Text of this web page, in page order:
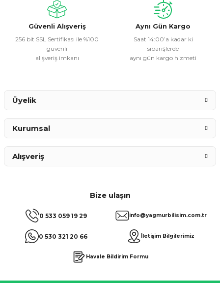
Ürün fiyatı diğer sitelerden daha pahalı.
Bu ürüne benzer farklı alternatifler olmalı.
Güvenli Alışveriş
256 bit SSL Sertifikası ile %100
güvenli
alışveriş imkanı
Aynı Gün Kargo
Saat 14:00’a kadar ki
siparişlerde
aynı gün kargo hizmeti
Bize ulaşın
0 533 059 19 29
0 530 321 20 66
info@yagmurbilisim.com.tr
İletişim Bilgilerimiz
Havale Bildirim Formu
Üyelik
Kurumsal
Alışveriş